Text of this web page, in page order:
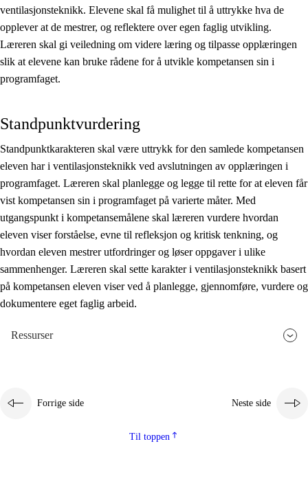
ventilasjonsteknikk. Elevene skal få mulighet til å uttrykke hva de
opplever at de mestrer, og reflektere over egen faglig utvikling.
Læreren skal gi veiledning om videre læring og tilpasse opplæringen
slik at elevene kan bruke rådene for å utvikle kompetansen sin i
programfaget.
Standpunktvurdering
Standpunktkarakteren skal være uttrykk for den samlede kompetansen
eleven har i ventilasjonsteknikk ved avslutningen av opplæringen i
programfaget. Læreren skal planlegge og legge til rette for at eleven får
vist kompetansen sin i programfaget på varierte måter. Med
utgangspunkt i kompetansemålene skal læreren vurdere hvordan
eleven viser forståelse, evne til refleksjon og kritisk tenkning, og
hvordan eleven mestrer utfordringer og løser oppgaver i ulike
sammenhenger. Læreren skal sette karakter i ventilasjonsteknikk basert
på kompetansen eleven viser ved å planlegge, gjennomføre, vurdere og
dokumentere eget faglig arbeid.
Ressurser
Forrige side Neste side
Til toppen